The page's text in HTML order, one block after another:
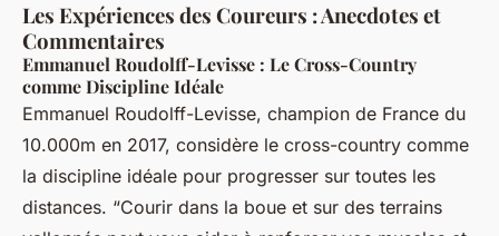
Les Expériences des Coureurs : Anecdotes et
Commentaires
Emmanuel Roudolff-Levisse : Le Cross-Country
comme Discipline Idéale
Emmanuel Roudolff-Levisse, champion de France du
10.000m en 2017, considère le cross-country comme
la discipline idéale pour progresser sur toutes les
distances. “Courir dans la boue et sur des terrains